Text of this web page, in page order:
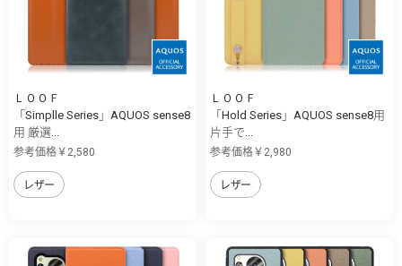
ＬＯＯＦ
「Simplle Series」AQUOS sense8
用 厳選...
参考価格￥2,580
レザー
ＬＯＯＦ
「Hold Series」AQUOS sense8用
片手で...
参考価格￥2,980
レザー